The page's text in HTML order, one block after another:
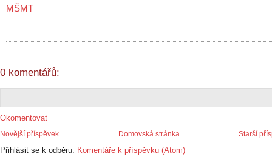
MŠMT
0 komentářů:
Okomentovat
Novější příspěvek Starší
Domovská stránka
Přihlásit se k odběru: Komentáře k příspěvku (Atom)